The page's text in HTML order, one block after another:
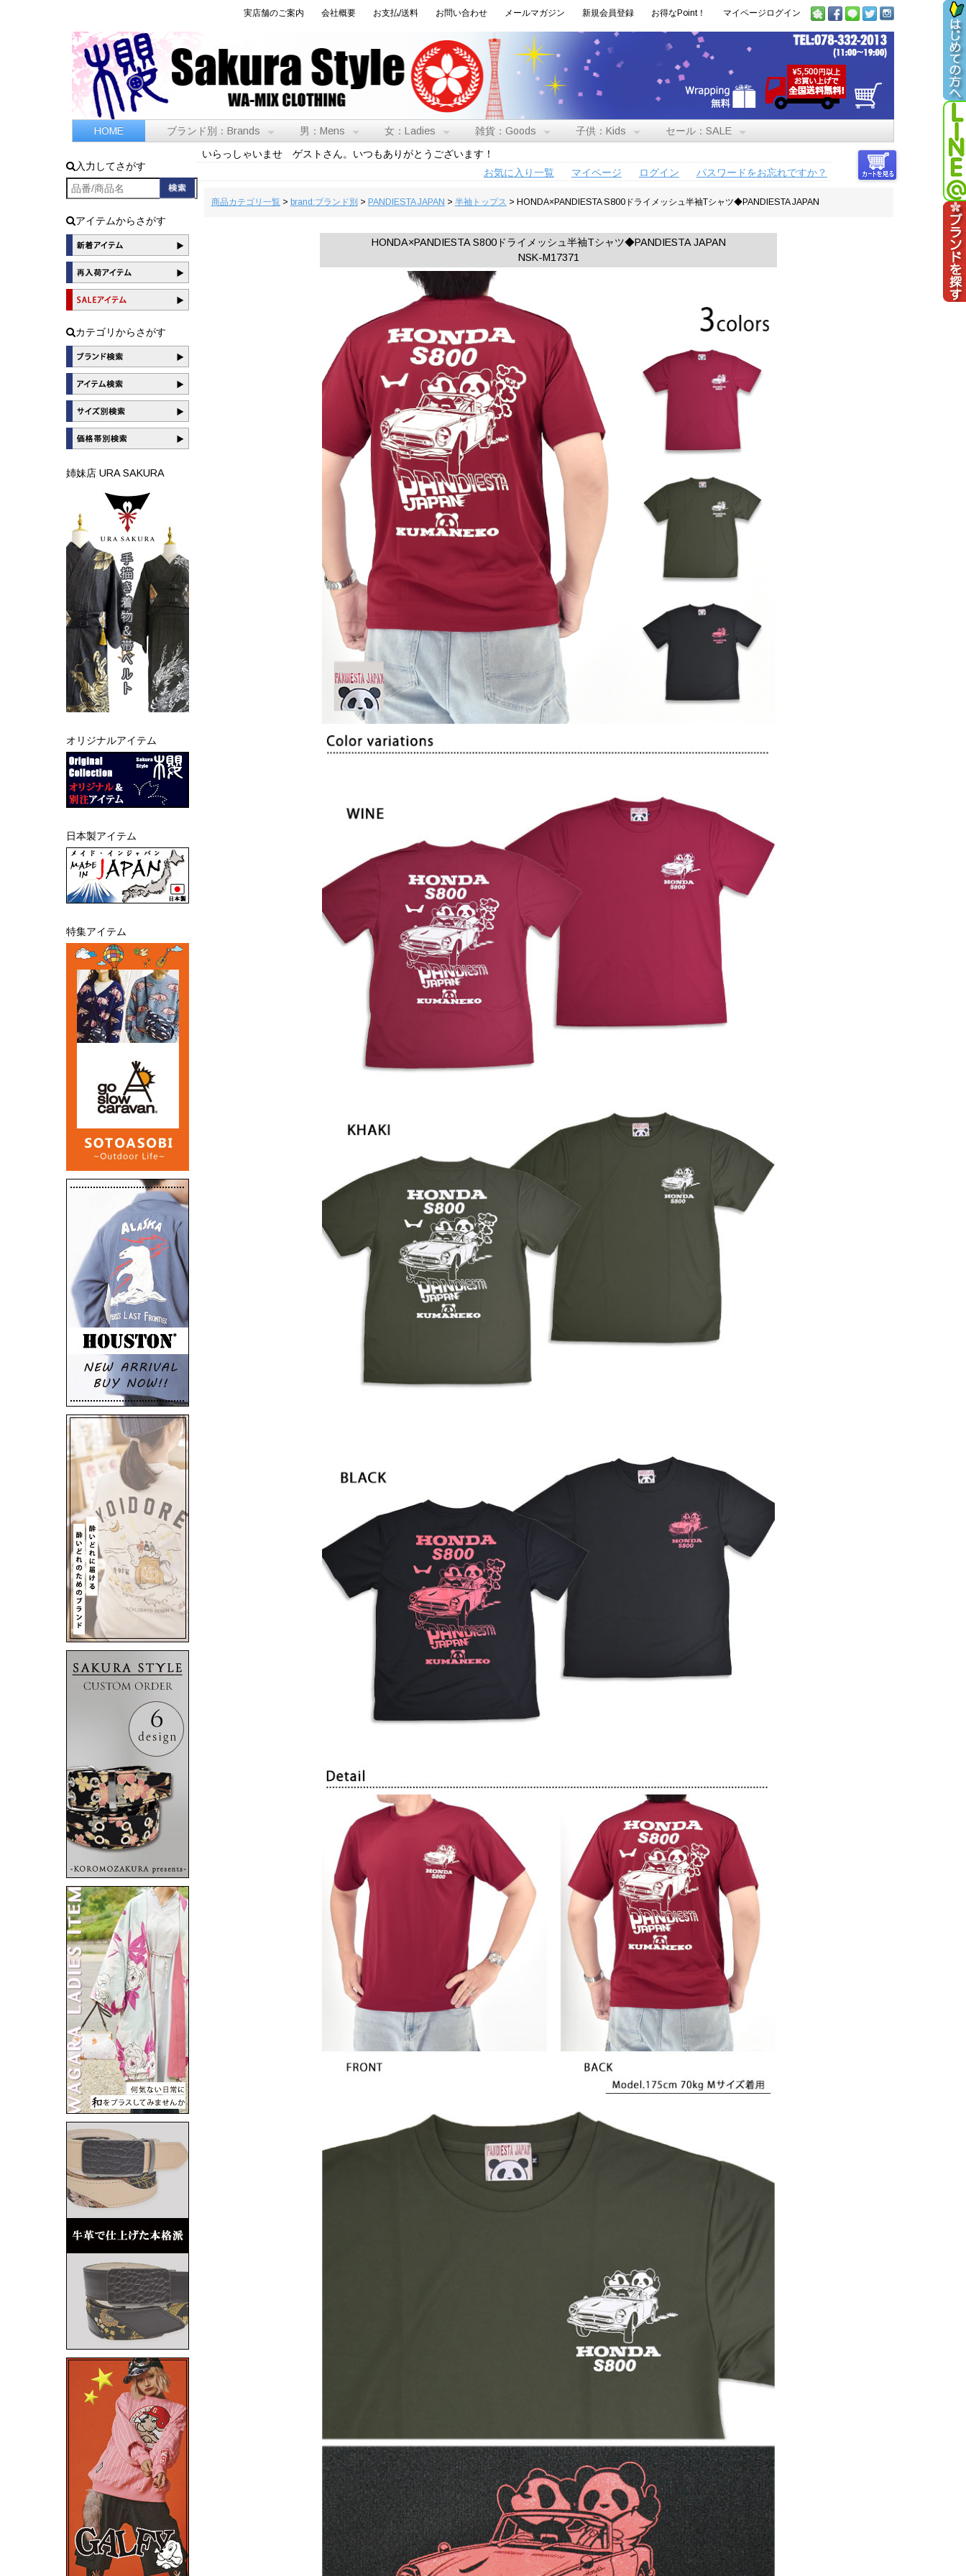
実店舗のご案内 会社概要 お支払/送料 お問い合わせ メールマガジン 新規会員登録 お得なPoint！ マイページログイン
HOME ブランド別：Brands 男：Mens 女：Ladies 雑貨：Goods 子供：Kids セール：SALE
入力してさがす
アイテムからさがす
カテゴリからさがす
姉妹店 URA SAKURA
オリジナルアイテム
日本製アイテム
特集アイテム
いらっしゃいませ ゲストさん。いつもありがとうございます！
お気に入り一覧
マイページ ログイン パスワードをお忘れですか？
商品カテゴリ一覧> brand:ブランド別 > PANDIESTA JAPAN > 半袖トップス > HONDA×PANDIESTA S800ドライメッシュ半袖Tシャツ◆PANDIESTA JAPAN
HONDA×PANDIESTA S800ドライメッシュ半袖Tシャツ◆PANDIESTA JAPAN
NSK-M17371